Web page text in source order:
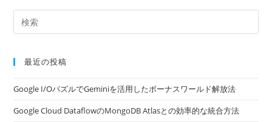
最近の投稿
Google I/OパズルでGeminiを活用したボーナスワールド解放法
Google Cloud DataflowのMongoDB Atlasとの効率的な統合方法